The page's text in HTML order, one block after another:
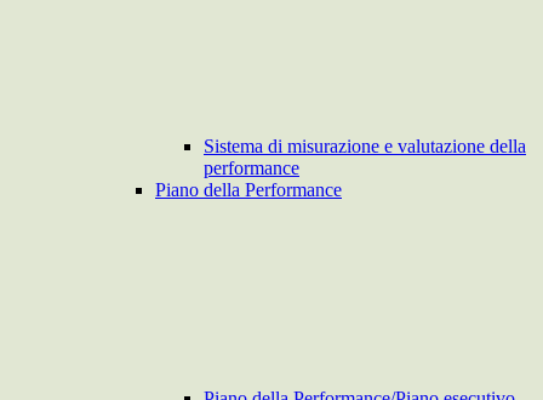
Sistema di misurazione e valutazione della
performance
Piano della Performance